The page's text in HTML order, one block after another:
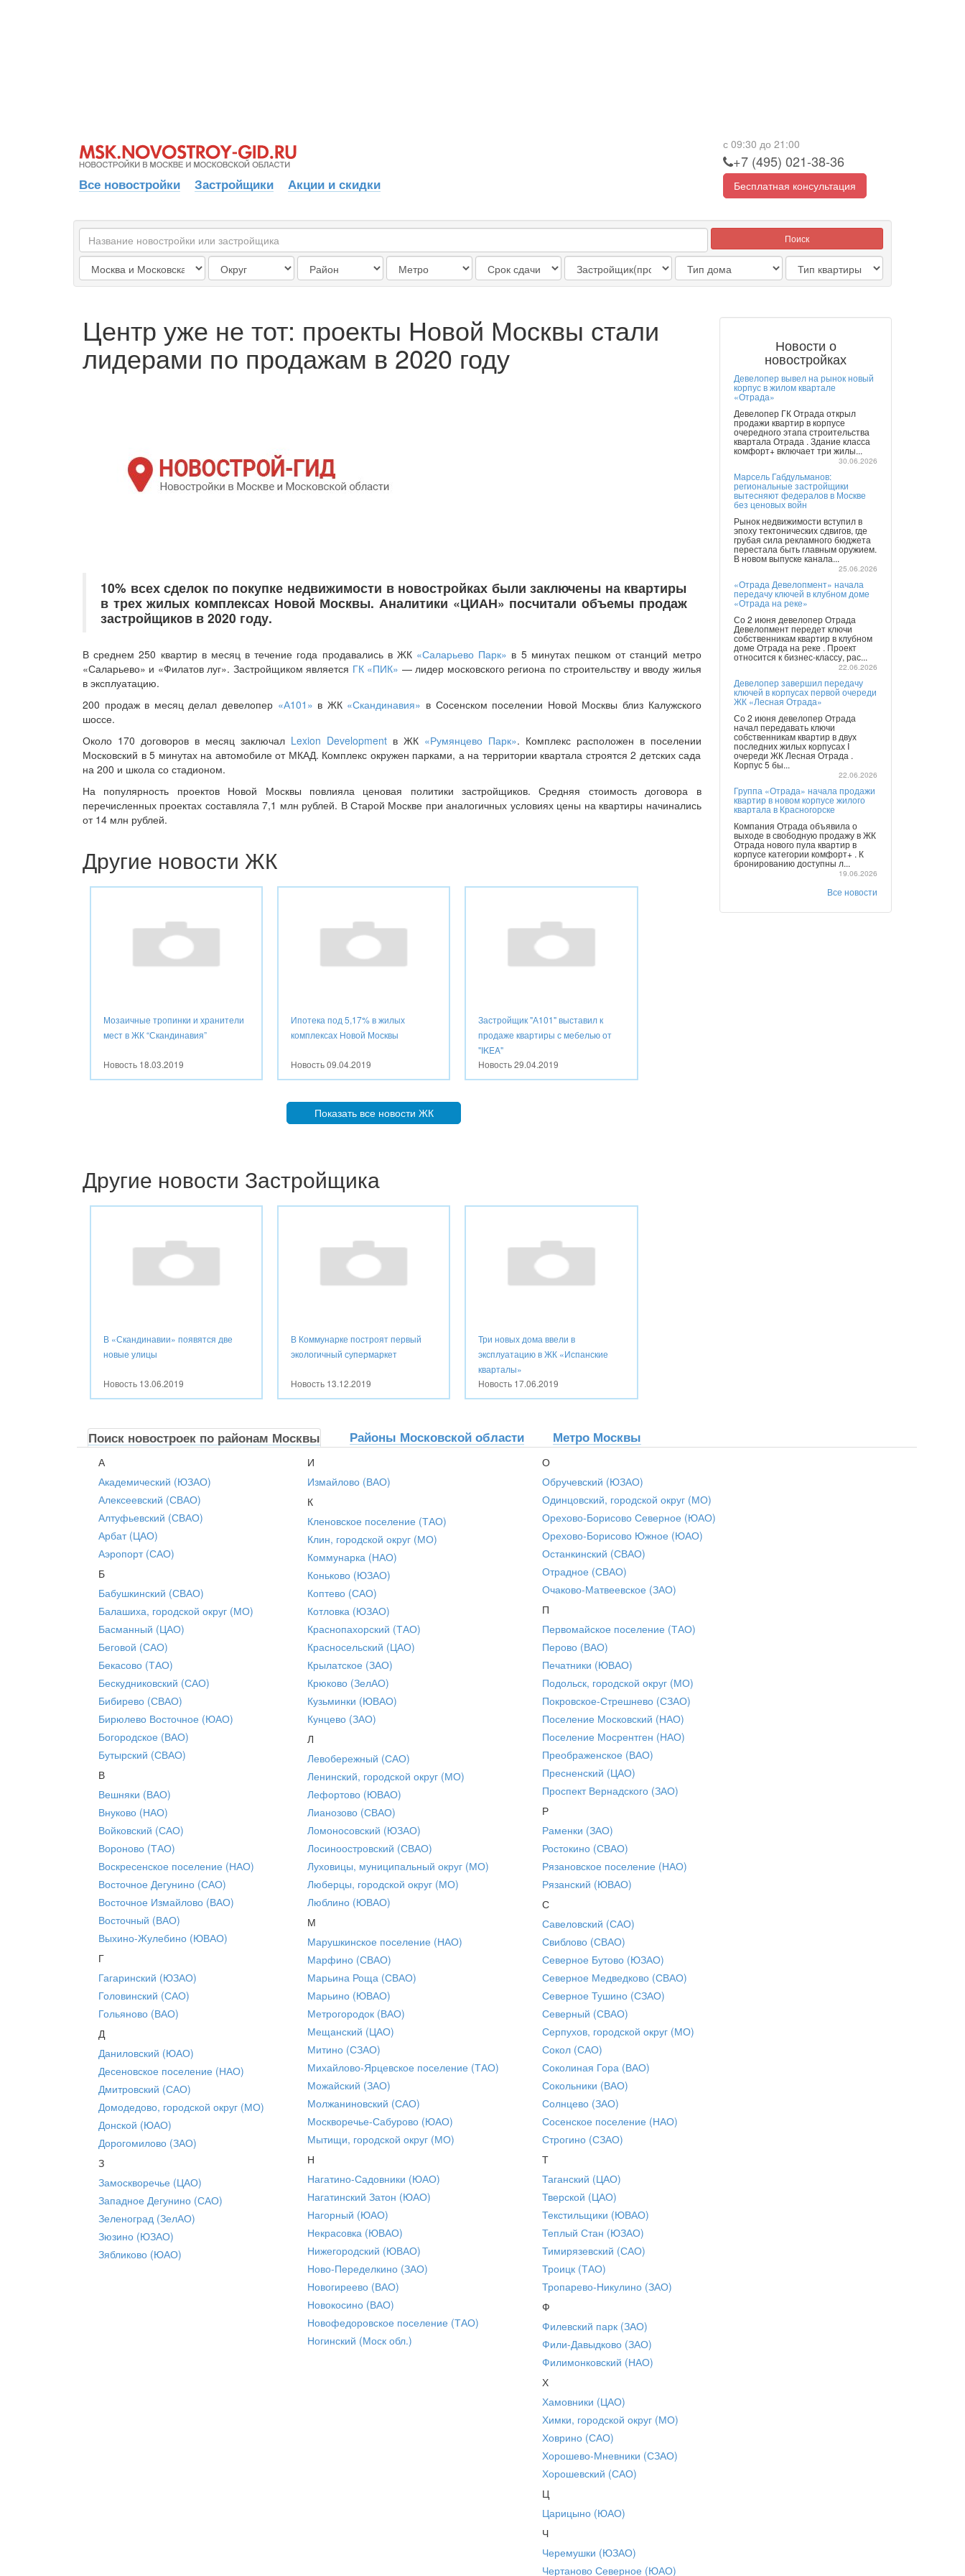
Все новостройки Застройщики Акции и скидки
с 09:30 до 21:00
+7 (495) 021-38-36
Бесплатная консультация
Поиск
Центр уже не тот: проекты Новой Москвы стали
лидерами по продажам в 2020 году
10% всех сделок по покупке недвижимости в новостройках были заключены на квартиры
в трех жилых комплексах Новой Москвы. Аналитики «ЦИАН» посчитали объемы продаж
застройщиков в 2020 году.
В среднем 250 квартир в месяц в течение года продавались в ЖК «Саларьево Парк» в 5 минутах пешком от станций метро
«Саларьево» и «Филатов луг». Застройщиком является ГК «ПИК» — лидер московского региона по строительству и вводу жилья
в эксплуатацию.
200 продаж в месяц делал девелопер «А101» в ЖК «Скандинавия» в Сосенском поселении Новой Москвы близ Калужского
шоссе.
Около 170 договоров в месяц заключал Lexion Developmentв ЖК «Румянцево Парк». Комплекс расположен в поселении
Московский в 5 минутах на автомобиле от МКАД. Комплекс окружен парками, а на территории квартала строятся 2 детских сада
на 200 и школа со стадионом.
На популярность проектов Новой Москвы повлияла ценовая политики застройщиков. Средняя стоимость договора в
перечисленных проектах составляла 7,1 млн рублей. В Старой Москве при аналогичных условиях цены на квартиры начинались
от 14 млн рублей.
Другие новости ЖК
Мозаичные тропинки и хранители
мест в ЖК “Скандинавия”
Новость 18.03.2019
Ипотека под 5,17% в жилых
комплексах Новой Москвы
Новость09.04.2019
Застройщик "А101" выставил к
продаже квартиры с мебелью от
"IKEA"
Новость29.04.2019
Показать все новости ЖК
Другие новости Застройщика
В «Скандинавии» появятся две
новые улицы
Новость 13.06.2019
В Коммунарке построят первый
экологичный супермаркет
Новость 13.12.2019
Три новых дома ввели в
эксплуатацию в ЖК «Испанские
кварталы»
Новость 17.06.2019
Новости о
новостройках
Девелопер вывел на рынок новый
корпус в жилом квартале
«Отрада»
Девелопер ГК Отрада открыл
продажи квартир в корпусе
очередного этапа строительства
квартала Отрада . Здание класса
комфорт+ включает три жилы...
30.06.2026
Марсель Габдульманов:
региональные застройщики
вытесняют федералов в Москве
без ценовых войн
Рынок недвижимости вступил в
эпоху тектонических сдвигов, где
грубая сила рекламного бюджета
перестала быть главным оружием.
В новом выпуске канала...
25.06.2026
«Отрада Девелопмент» начала
передачу ключей в клубном доме
«Отрада на реке»
Со 2 июня девелопер Отрада
Девелопмент передет ключи
собственникам квартир в клубном
доме Отрада на реке . Проект
относится к бизнес-классу, рас...
22.06.2026
Девелопер завершил передачу
ключей в корпусах первой очереди
ЖК «Лесная Отрада»
Со 2 июня девелопер Отрада
начал передавать ключи
собственникам квартир в двух
последних жилых корпусах I
очереди ЖК Лесная Отрада .
Корпус 5 бы...
22.06.2026
Группа «Отрада» начала продажи
квартир в новом корпусе жилого
квартала в Красногорске
Компания Отрада объявила о
выходе в свободную продажу в ЖК
Отрада нового пула квартир в
корпусе категории комфорт+ . К
бронированию доступны л...
19.06.2026
Все новости
Поиск новостроек по районам Москвы Районы Московской области Метро Москвы
А
Академический (ЮЗАО)
Алексеевский (СВАО)
Алтуфьевский (СВАО)
Арбат (ЦАО)
Аэропорт (САО)
Б
Бабушкинский (СВАО)
Балашиха, городской округ (МО)
Басманный (ЦАО)
Беговой (САО)
Бекасово (ТАО)
Бескудниковский (САО)
Бибирево (СВАО)
Бирюлево Восточное (ЮАО)
Богородское (ВАО)
Бутырский (СВАО)
В
Вешняки (ВАО)
Внуково (НАО)
Войковский (САО)
Вороново (ТАО)
Воскресенское поселение (НАО)
Восточное Дегунино (САО)
Восточное Измайлово (ВАО)
Восточный (ВАО)
Выхино-Жулебино (ЮВАО)
Г
Гагаринский (ЮЗАО)
Головинский (САО)
Гольяново (ВАО)
Д
Даниловский (ЮАО)
Десеновское поселение (НАО)
Дмитровский (САО)
Домодедово, городской округ (МО)
Донской (ЮАО)
Дорогомилово (ЗАО)
З
Замоскворечье (ЦАО)
Западное Дегунино (САО)
Зеленоград (ЗелАО)
Зюзино (ЮЗАО)
Зябликово (ЮАО)
И
Измайлово (ВАО)
К
Кленовское поселение (ТАО)
Клин, городской округ (МО)
Коммунарка (НАО)
Коньково (ЮЗАО)
Коптево (САО)
Котловка (ЮЗАО)
Краснопахорский (ТАО)
Красносельский (ЦАО)
Крылатское (ЗАО)
Крюково (ЗелАО)
Кузьминки (ЮВАО)
Кунцево (ЗАО)
Л
Левобережный (САО)
Ленинский, городской округ (МО)
Лефортово (ЮВАО)
Лианозово (СВАО)
Ломоносовский (ЮЗАО)
Лосиноостровский (СВАО)
Луховицы, муниципальный округ (МО)
Люберцы, городской округ (МО)
Люблино (ЮВАО)
М
Марушкинское поселение (НАО)
Марфино (СВАО)
Марьина Роща (СВАО)
Марьино (ЮВАО)
Метрогородок (ВАО)
Мещанский (ЦАО)
Митино (СЗАО)
Михайлово-Ярцевское поселение (ТАО)
Можайский (ЗАО)
Молжаниновский (САО)
Москворечье-Сабурово (ЮАО)
Мытищи, городской округ (МО)
Н
Нагатино-Садовники (ЮАО)
Нагатинский Затон (ЮАО)
Нагорный (ЮАО)
Некрасовка (ЮВАО)
Нижегородский (ЮВАО)
Ново-Переделкино (ЗАО)
Новогиреево (ВАО)
Новокосино (ВАО)
Новофедоровское поселение (ТАО)
Ногинский (Моск обл.)
О
Обручевский (ЮЗАО)
Одинцовский, городской округ (МО)
Орехово-Борисово Северное (ЮАО)
Орехово-Борисово Южное (ЮАО)
Останкинский (СВАО)
Отрадное (СВАО)
Очаково-Матвеевское (ЗАО)
П
Первомайское поселение (ТАО)
Перово (ВАО)
Печатники (ЮВАО)
Подольск, городской округ (МО)
Покровское-Стрешнево (СЗАО)
Поселение Московский (НАО)
Поселение Мосрентген (НАО)
Преображенское (ВАО)
Пресненский (ЦАО)
Проспект Вернадского (ЗАО)
Р
Раменки (ЗАО)
Ростокино (СВАО)
Рязановское поселение (НАО)
Рязанский (ЮВАО)
С
Савеловский (САО)
Свиблово (СВАО)
Северное Бутово (ЮЗАО)
Северное Медведково (СВАО)
Северное Тушино (СЗАО)
Северный (СВАО)
Серпухов, городской округ (МО)
Сокол (САО)
Соколиная Гора (ВАО)
Сокольники (ВАО)
Солнцево (ЗАО)
Сосенское поселение (НАО)
Строгино (СЗАО)
Т
Таганский (ЦАО)
Тверской (ЦАО)
Текстильщики (ЮВАО)
Теплый Стан (ЮЗАО)
Тимирязевский (САО)
Троицк (ТАО)
Тропарево-Никулино (ЗАО)
Ф
Филевский парк (ЗАО)
Фили-Давыдково (ЗАО)
Филимонковский (НАО)
Х
Хамовники (ЦАО)
Химки, городской округ (МО)
Ховрино (САО)
Хорошево-Мневники (СЗАО)
Хорошевский (САО)
Ц
Царицыно (ЮАО)
Ч
Черемушки (ЮЗАО)
Чертаново Северное (ЮАО)